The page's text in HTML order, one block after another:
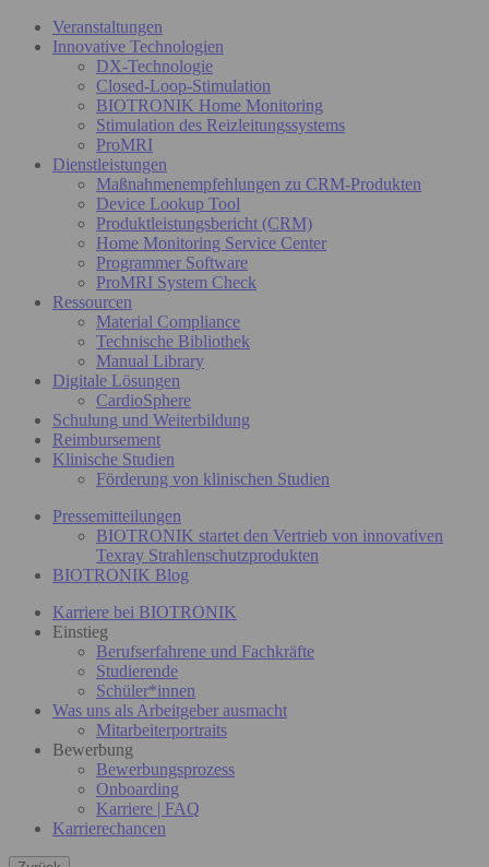
Veranstaltungen
Innovative Technologien
DX-Technologie
Closed-Loop-Stimulation
BIOTRONIK Home Monitoring
Stimulation des Reizleitungssystems
ProMRI
Dienstleistungen
Maßnahmenempfehlungen zu CRM-Produkten
Device Lookup Tool
Produktleistungsbericht (CRM)
Home Monitoring Service Center
Programmer Software
ProMRI System Check
Ressourcen
Material Compliance
Technische Bibliothek
Manual Library
Digitale Lösungen
CardioSphere
Schulung und Weiterbildung
Reimbursement
Klinische Studien
Förderung von klinischen Studien
Pressemitteilungen
BIOTRONIK startet den Vertrieb von innovativen
Texray Strahlenschutzprodukten
BIOTRONIK Blog
Karriere bei BIOTRONIK
Einstieg
Berufserfahrene und Fachkräfte
Studierende
Schüler*innen
Was uns als Arbeitgeber ausmacht
Mitarbeiterportraits
Bewerbung
Bewerbungsprozess
Onboarding
Karriere | FAQ
Karrierechancen